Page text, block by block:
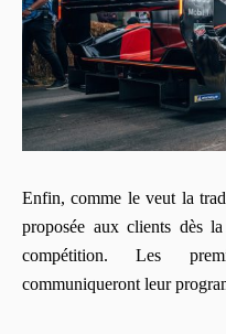
Enfin, comme le veut la
proposée aux clients dès la
compétition. Les
communiqueront leur